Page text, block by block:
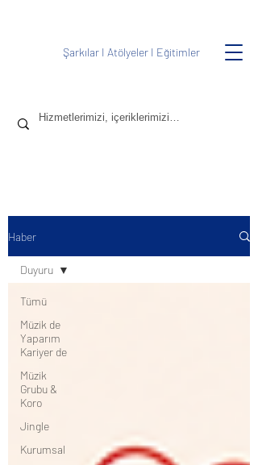
Şarkılar I Atölyeler I Eğitimler
Haber
Tümü
Müzik de
Yaparım
Kariyer de
Müzik
Grubu &
Koro
Jingle
Kurumsal
Duyuru